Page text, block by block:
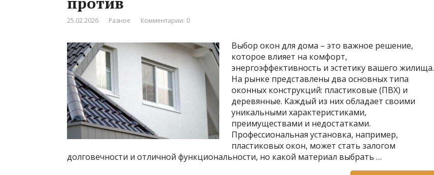
25.02.2026 Разное Комментарии: 0
Выбор окон для дома – это важное решение,
которое влияет на комфорт,
энергоэффективность и эстетику вашего жилища.
На рынке представлены два основных типа
оконных конструкций: пластиковые (ПВХ) и
деревянные. Каждый из них обладает своими
уникальными характеристиками,
преимуществами и недостатками.
Профессиональная установка, например,
пластиковых окон, может стать залогом
долговечности и отличной функциональности, но какой материал выбрать …